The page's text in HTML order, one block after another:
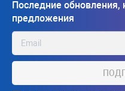
Последние
предложения